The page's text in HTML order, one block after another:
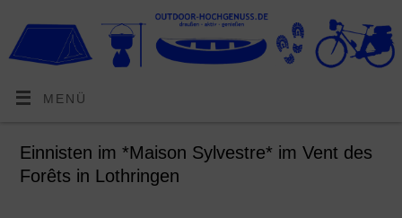
MENÜ
Einnisten im *Maison Sylvestre* im Vent des
Forêts in Lothringen